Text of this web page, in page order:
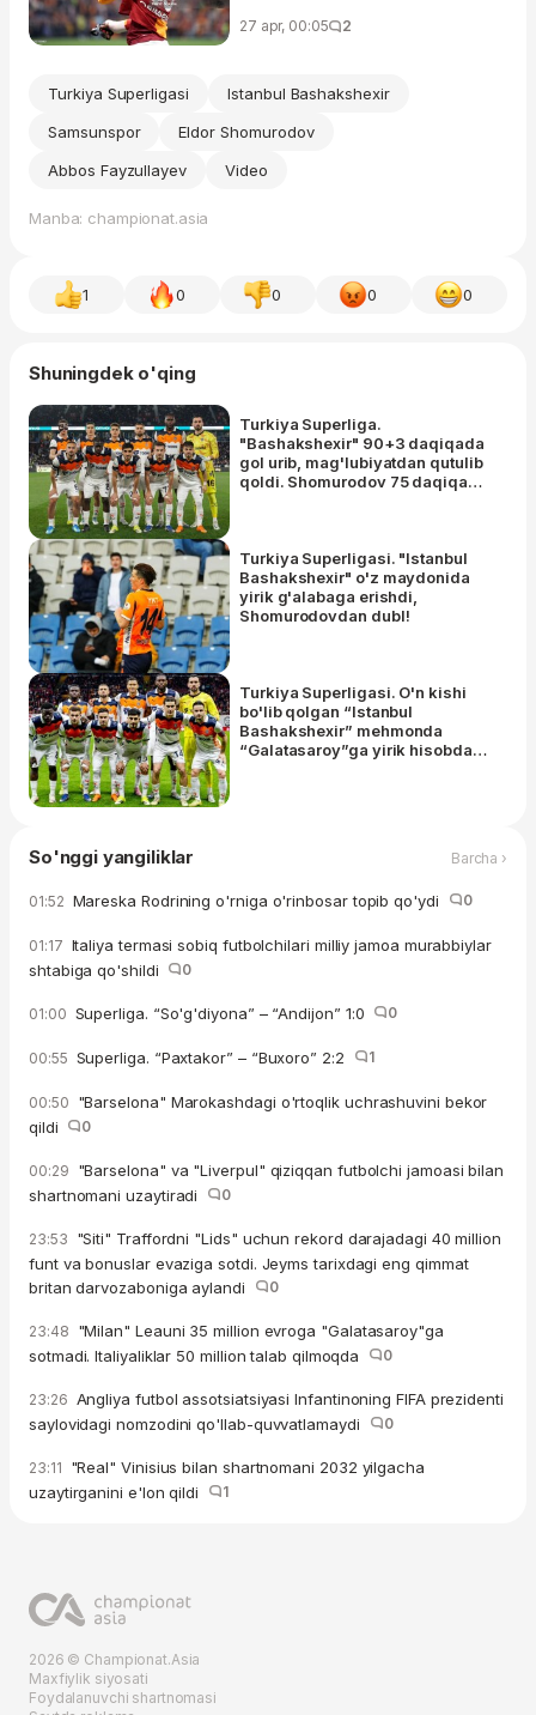
Ederson o'yindan chetlatildi
27 apr, 00:05 2
Turkiya Superligasi
Istanbul Bashakshexir
Samsunspor
Eldor Shomurodov
Abbos Fayzullayev
Video
Manba: championat.asia
1 0 0 0 0
Shuningdek o'qing
Turkiya Superliga.
"Bashakshexir" 90+3 daqiqada
gol urib, mag'lubiyatdan qutulib
qoldi. Shomurodov 75 daqiqa
Turkiya Superligasi. "Istanbul
Bashakshexir" o'z maydonida
yirik g'alabaga erishdi,
Shomurodovdan dubl!
Turkiya Superligasi. O'n kishi
bo'lib qolgan “Istanbul
Bashakshexir” mehmonda
“Galatasaroy”ga yirik hisobda
So'nggi yangiliklar Barcha ›
01:52 Mareska Rodrining o'rniga o'rinbosar topib qo'ydi 0
01:17 Italiya termasi sobiq futbolchilari milliy jamoa murabbiylar
shtabiga qo'shildi
0
01:00 Superliga. “So'g'diyona” – “Andijon” 1:0 0
00:55 Superliga. “Paxtakor” – “Buxoro” 2:2 1
00:50 "Barselona" Marokashdagi o'rtoqlik uchrashuvini bekor
qildi
0
00:29 "Barselona" va "Liverpul" qiziqqan futbolchi jamoasi bilan
shartnomani uzaytiradi
0
23:53 "Siti" Traffordni "Lids" uchun rekord darajadagi 40 million
funt va bonuslar evaziga sotdi. Jeyms tarixdagi eng qimmat
britan darvozaboniga aylandi
0
23:48 "Milan" Leauni 35 million evroga "Galatasaroy"ga
sotmadi. Italiyaliklar 50 million talab qilmoqda
0
23:26 Angliya futbol assotsiatsiyasi Infantinoning FIFA prezidenti
saylovidagi nomzodini qo'llab-quvvatlamaydi
0
23:11 "Real" Vinisius bilan shartnomani 2032 yilgacha
uzaytirganini e'lon qildi
1
2026 © Championat.Asia
Maxfiylik siyosati
Foydalanuvchi shartnomasi